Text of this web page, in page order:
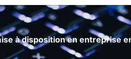
à disposition en entreprise